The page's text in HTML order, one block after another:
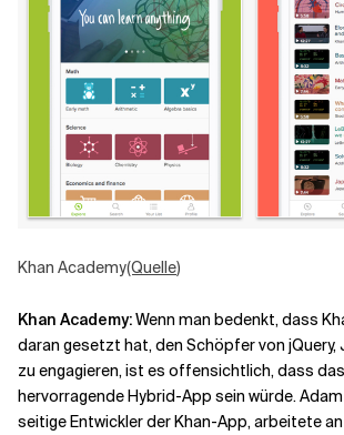
Khan Academy(Quelle)
Khan Academy:Wenn man bedenkt, dass
daran gesetzt hat, den Schöpfer von jQuery,
zu engagieren, ist es offensichtlich, dass
hervorragende Hybrid-App sein würde.
seitige Entwickler der Khan-App, arbeitete